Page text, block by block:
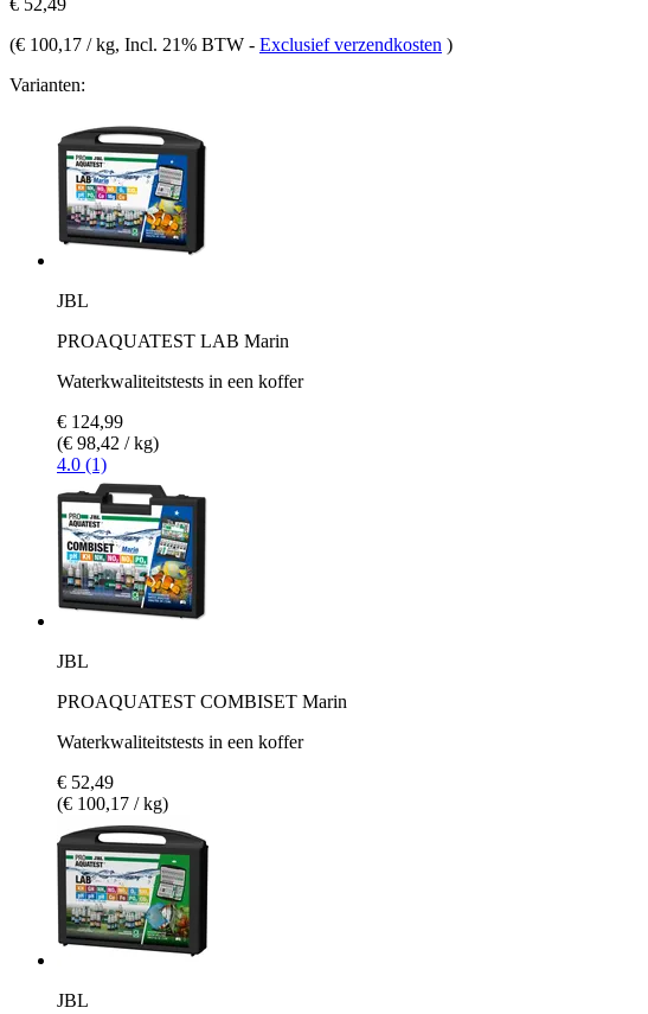
(€ 100,17 / kg, Incl. 21% BTW - Exclusief verzendkosten )
Varianten:
JBL
PROAQUATEST LAB Marin
Waterkwaliteitstests in een koffer
€ 124,99
(€ 98,42 / kg)
4.0 (1)
JBL
PROAQUATEST COMBISET Marin
Waterkwaliteitstests in een koffer
€ 52,49
(€ 100,17 / kg)
JBL